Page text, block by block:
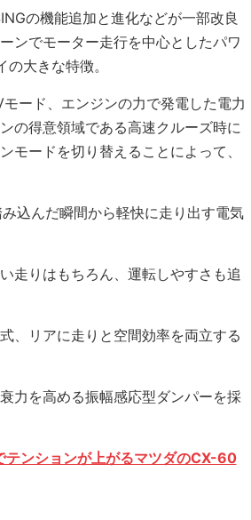
の機能追加と進化などが一部改良
ンでモーター走行を中心としたパワ
大きな特徴。
ード、エンジンの力で発電した電力
の得意領域である高速クルーズ時に
モードを切り替えることによって、
込んだ瞬間から軽快に走り出す電気
走りはもちろん、運転しやすさも追
、リアに走りと空間効率を両立する
力を高める振幅感応型ダンパーを採
ンションが上がるマツダのCX-60